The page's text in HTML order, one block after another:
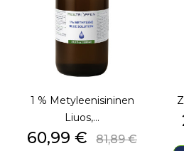
1 % Metyleenisininen
Liuos,...
Hinta
60,99 € 81,89 €